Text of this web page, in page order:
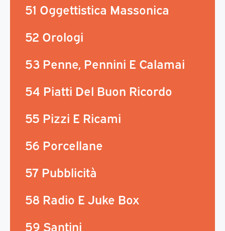
51 Oggettistica Massonica
52 Orologi
53 Penne, Pennini E Calamai
54 Piatti Del Buon Ricordo
55 Pizzi E Ricami
56 Porcellane
57 Pubblicità
58 Radio E Juke Box
59 Santini